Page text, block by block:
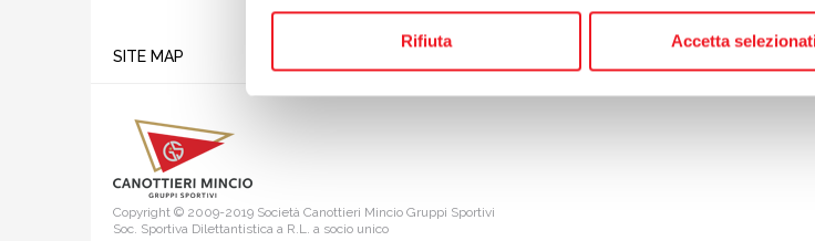
Rifiuta Accetta
SITE MAP
Copyright © 2009-2019 Società Canottieri Mincio Gruppi Sportivi
Soc. Sportiva Dilettantistica a R.L. a socio unico